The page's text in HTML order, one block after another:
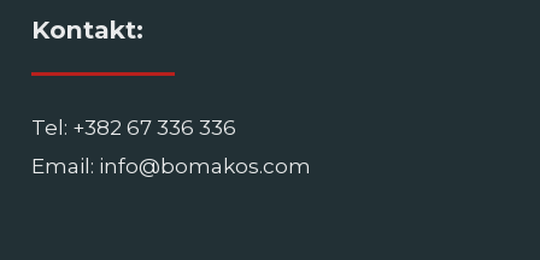
Kontakt:
Tel: +382 67 336 336
Email: info@bomakos.com